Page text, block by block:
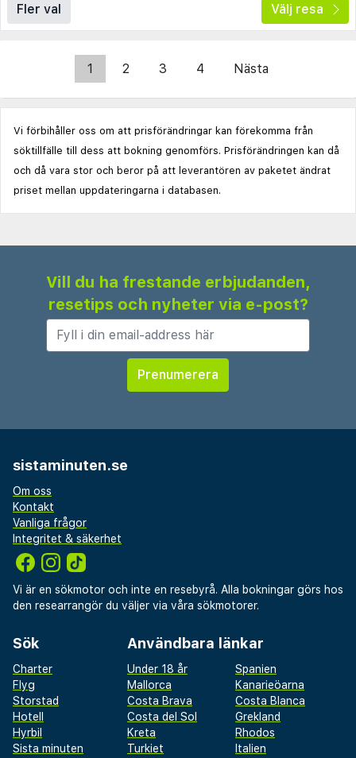
Fler val Välj resa
1 2 3 4 Nästa
Vi förbihåller oss om att prisförändringar kan förekomma från
söktillfälle till dess att bokning genomförs. Prisförändringen kan då
och då vara stor och beror på att leverantören av paketet ändrat
priset mellan uppdateringarna i databasen.
Vill du ha frestande erbjudanden,
resetips och nyheter via e-post?
sistaminuten.se
Om oss
Kontakt
Vanliga frågor
Integritet & säkerhet
Vi är en sökmotor och inte en resebyrå. Alla bokningar görs hos
den researrangör du väljer via våra sökmotorer.
Sök
Charter
Flyg
Storstad
Hotell
Hyrbil
Sista minuten
Användbara länkar
Under 18 år
Spanien
Mallorca
Kanarieöarna
Costa Brava
Costa Blanca
Costa del Sol
Grekland
Kreta
Rhodos
Turkiet
Italien